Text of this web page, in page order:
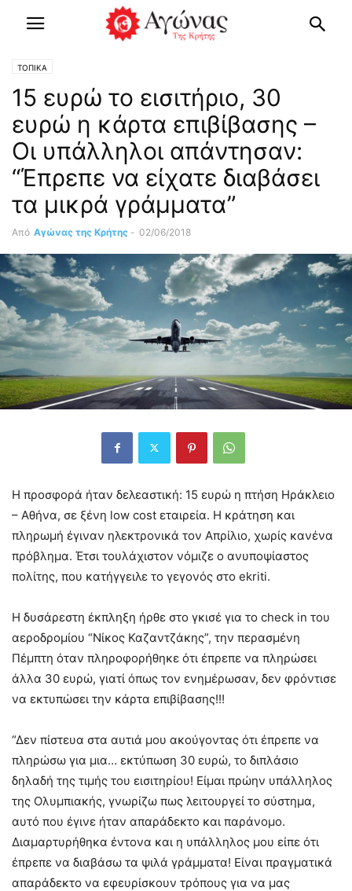
ΤΟΠΙΚΑ
15 ευρώ το εισιτήριο, 30
ευρώ η κάρτα επιβίβασης –
Οι υπάλληλοι απάντησαν:
“Έπρεπε να είχατε διαβάσει
τα μικρά γράμματα”
Από Αγώνας της Κρήτης - 02/06/2018
Η προσφορά ήταν δελεαστική: 15 ευρώ η πτήση Ηράκλειο
– Αθήνα, σε ξένη low cost εταιρεία. Η κράτηση και
πληρωμή έγιναν ηλεκτρονικά τον Απρίλιο, χωρίς κανένα
πρόβλημα. Έτσι τουλάχιστον νόμιζε ο ανυποψίαστος
πολίτης, που κατήγγειλε το γεγονός στο ekriti.
Η δυσάρεστη έκπληξη ήρθε στο γκισέ για το check in του
αεροδρομίου “Νίκος Καζαντζάκης”, την περασμένη
Πέμπτη όταν πληροφορήθηκε ότι έπρεπε να πληρώσει
άλλα 30 ευρώ, γιατί όπως τον ενημέρωσαν, δεν φρόντισε
να εκτυπώσει την κάρτα επιβίβασης!!!
“Δεν πίστευα στα αυτιά μου ακούγοντας ότι έπρεπε να
πληρώσω για μια… εκτύπωση 30 ευρώ, το διπλάσιο
δηλαδή της τιμής του εισιτηρίου! Είμαι πρώην υπάλληλος
της Ολυμπιακής, γνωρίζω πως λειτουργεί το σύστημα,
αυτό που έγινε ήταν απαράδεκτο και παράνομο.
Διαμαρτυρήθηκα έντονα και η υπάλληλος μου είπε ότι
έπρεπε να διαβάσω τα ψιλά γράμματα! Είναι πραγματικά
απαράδεκτο να εφευρίσκουν τρόπους για να μας